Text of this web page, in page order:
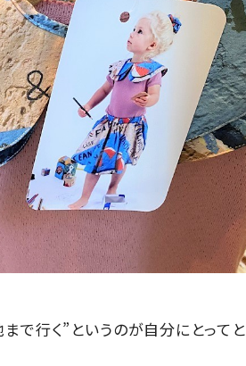
で行く”というのが自分にとってと